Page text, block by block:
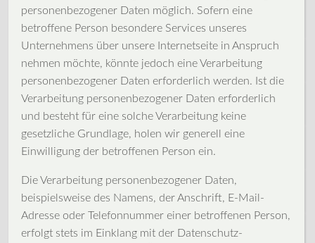
personenbezogener Daten möglich. Sofern eine
betroffene Person besondere Services unseres
Unternehmens über unsere Internetseite in Anspruch
nehmen möchte, könnte jedoch eine Verarbeitung
personenbezogener Daten erforderlich werden. Ist die
Verarbeitung personenbezogener Daten erforderlich
und besteht für eine solche Verarbeitung keine
gesetzliche Grundlage, holen wir generell eine
Einwilligung der betroffenen Person ein.
Die Verarbeitung personenbezogener Daten,
beispielsweise des Namens, der Anschrift, E-Mail-
Adresse oder Telefonnummer einer betroffenen Person,
erfolgt stets im Einklang mit der Datenschutz-